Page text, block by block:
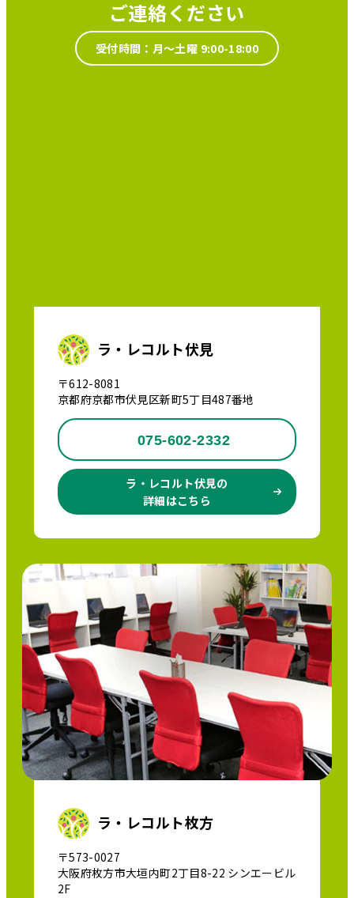
ご連絡ください
受付時間：月～土曜 9:00-18:00
ラ・レコルト伏見
〒612-8081
京都府京都市伏見区新町5丁目487番地
075-602-2332
ラ・レコルト伏見の
詳細はこちら
ラ・レコルト枚方
〒573-0027
大阪府枚方市大垣内町2丁目8-22 シンエービル
2F